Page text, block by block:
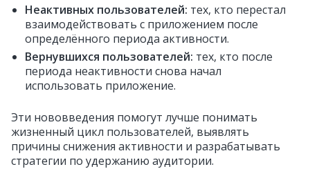
Неактивных пользователей: тех, кто перестал
взаимодействовать с приложением после
определённого периода активности.
Вернувшихся пользователей: тех, кто после
периода неактивности снова начал
использовать приложение.
Эти нововведения помогут лучше понимать
жизненный цикл пользователей, выявлять
причины снижения активности и разрабатывать
стратегии по удержанию аудитории.